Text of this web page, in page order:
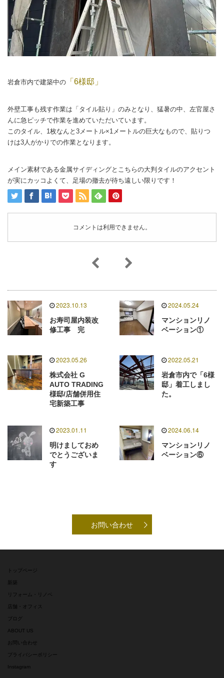
岩倉市内で建築中の 「6様邸」
外壁工事も残す作業は「タイル貼り」のみとなり、猛暑の中、左官屋さ
んに急ピッチで作業を進めていただいています。
このタイル、1枚なんと3メートル×1メートルの巨大なもので、貼りつ
けは3人がかりでの作業となります。
メイン素材である金属サイディングとこちらの大判タイルのアクセント
が実にカッコよくて、足場の撤去が待ち遠しい限りです！
コメントは利用できません。
2023.10.13
お寿司屋内装改
修工事 完
2024.05.24
マンションリノ
ベーション①
2023.05.26
株式会社 G
AUTO TRADING
様邸/店舗併用住
宅新築工事
2022.05.21
岩倉市内で「6様
邸」着工しまし
た。
2023.01.11
明けましておめ
でとうございま
す
2024.06.14
マンションリノ
ベーション⑥
お問い合わせ
トップページ
新築
リフォーム・リノベ
店舗・オフィス
ブログ
ABOUT US
お問い合わせ
プライバシーポリシー
Instagram